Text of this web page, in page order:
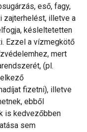
eső, fagy,
zajterhelést, illetve a
késleltetetten
Ezzel a vízmegkötő
mert
(pl.
fizetni), illetve
ebből
is kedvezőbben
sem